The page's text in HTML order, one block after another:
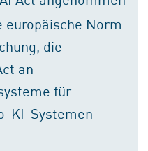
europäische Norm
die
an
für
KI-Systemen